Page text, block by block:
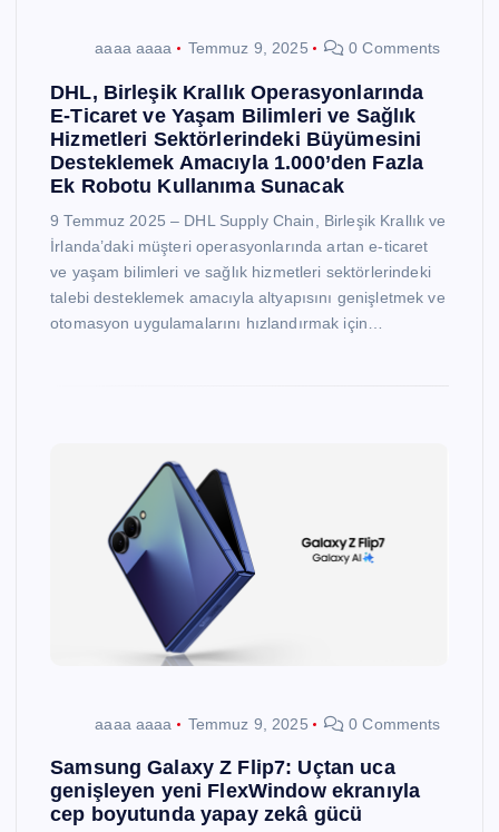
aaaa aaaa Temmuz 9, 2025 0 Comments
DHL, Birleşik Krallık Operasyonlarında
E-Ticaret ve Yaşam Bilimleri ve Sağlık
Hizmetleri Sektörlerindeki Büyümesini
Desteklemek Amacıyla 1.000’den Fazla
Ek Robotu Kullanıma Sunacak
9 Temmuz 2025 – DHL Supply Chain, Birleşik Krallık ve
İrlanda’daki müşteri operasyonlarında artan e-ticaret
ve yaşam bilimleri ve sağlık hizmetleri sektörlerindeki
talebi desteklemek amacıyla altyapısını genişletmek ve
otomasyon uygulamalarını hızlandırmak için…
aaaa aaaa Temmuz 9, 2025 0 Comments
Samsung Galaxy Z Flip7: Uçtan uca
genişleyen yeni FlexWindow ekranıyla
cep boyutunda yapay zekâ gücü